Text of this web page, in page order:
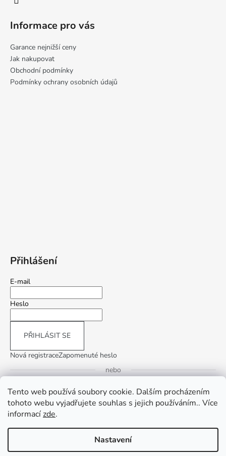
Tento web používá soubory cookie. Dalším procházením
tohoto webu vyjadřujete souhlas s jejich používáním.. Více
informacízde.
Nastavení
Informace pro vás
Garance nejnižší ceny
Jak nakupovat
Obchodní podmínky
Podmínky ochrany osobních údajů
Přihlášení
E-mail
Heslo
PŘIHLÁSIT SE
Nová registraceZapomenuté heslo
nebo
Přihlásit se přes Google